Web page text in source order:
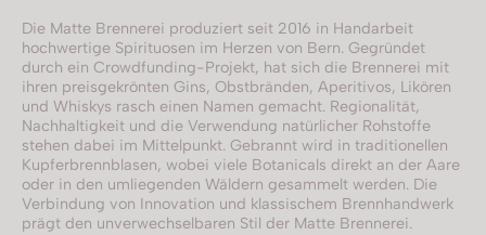
Die Matte Brennerei produziert seit 2016 in Handarbeit
hochwertige Spirituosen im Herzen von Bern. Gegründet
durch ein Crowdfunding-Projekt, hat sich die Brennerei mit
ihren preisgekrönten Gins, Obstbränden, Aperitivos, Likören
und Whiskys rasch einen Namen gemacht. Regionalität,
Nachhaltigkeit und die Verwendung natürlicher Rohstoffe
stehen dabei im Mittelpunkt. Gebrannt wird in traditionellen
Kupferbrennblasen, wobei viele Botanicals direkt an der Aare
oder in den umliegenden Wäldern gesammelt werden. Die
Verbindung von Innovation und klassischem Brennhandwerk
prägt den unverwechselbaren Stil der Matte Brennerei.